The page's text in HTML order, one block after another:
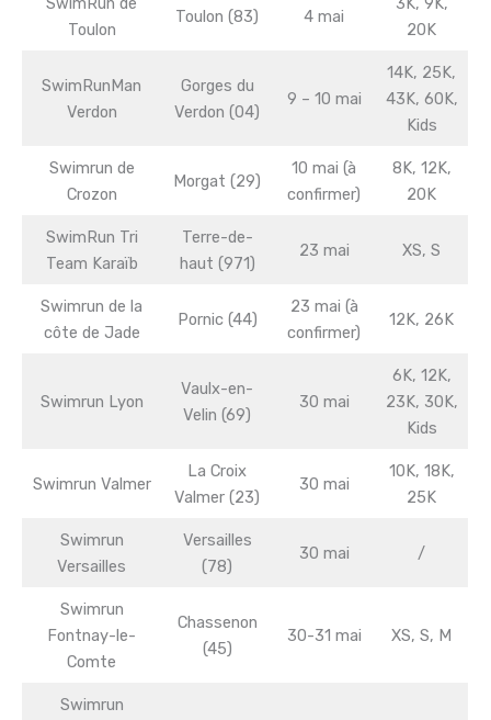
Toulon
Toulon (83) 4 mai
20K
SwimRunMan
Verdon
Gorges du
Verdon (04)
9 – 10 mai
14K, 25K,
43K, 60K,
Kids
Swimrun de
Crozon
Morgat (29)
10 mai (à
confirmer)
8K, 12K,
20K
SwimRun Tri
Team Karaïb
Terre-de-
haut (971)
23 mai XS, S
Swimrun de la
côte de Jade
Pornic (44)
23 mai (à
confirmer)
12K, 26K
Swimrun Lyon
Vaulx-en-
Velin (69)
30 mai
6K, 12K,
23K, 30K,
Kids
Swimrun Valmer
La Croix
Valmer (23)
30 mai
10K, 18K,
25K
Swimrun
Versailles
Versailles
(78)
30 mai /
Swimrun
Fontnay-le-
Comte
Chassenon
(45)
30-31 mai XS, S, M
Swimrun